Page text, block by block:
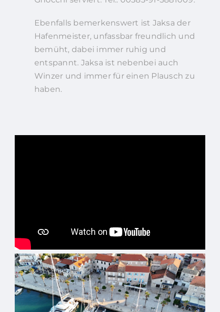
Ebenfalls bemerkenswert ist Jaksa der
Hafenmeister, unfassbar freundlich und
bemüht, dabei immer ruhig und
entspannt. Jaksa ist nebenbei auch
Winzer und immer für einen Plausch zu
haben.